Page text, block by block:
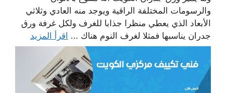
والرسومات المختلفة الراقية ويوجد منه العادي وثلاثي
الأبعاد الذي يعطي منظرا جذابا للغرف ولكل غرفة ورق
جدران يناسبها فمثلا لغرف النوم هناك ... اقرأ المزيد